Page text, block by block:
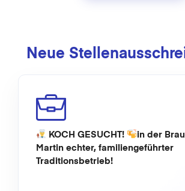
Neue
KOCH GESUCHT!
in der
Martin echter, familiengeführter
Traditionsbetrieb!